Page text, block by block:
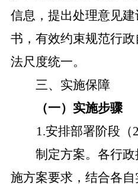
信息，提出处理意见
书，有效约束规范行
法尺度统一。
三、实施保障
（一）实施步骤
1.安排部署阶段（
制定方案。各行政
施方案要求，结合各